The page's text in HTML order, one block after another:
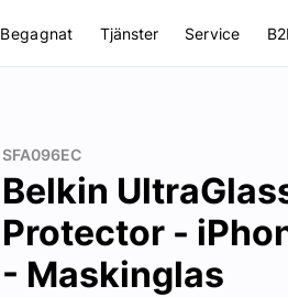
Begagnat Tjänster Service
SFA096EC
Belkin
Protector -
- Maskinglas